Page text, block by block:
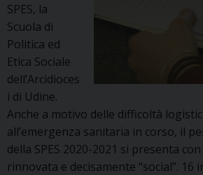
SPES, la
Scuola di
Politica ed
Etica Sociale
dell’Arcidioces
i di Udine.
Anche a motivo delle difficoltà
all’emergenza sanitaria in corso, il
della SPES 2020-2021 si presenta
rinnovata e decisamente “social”.